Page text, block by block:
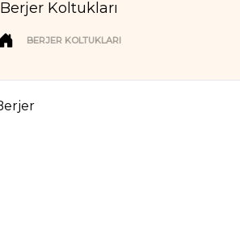
Berjer Koltukları
BERJER KOLTUKLARI